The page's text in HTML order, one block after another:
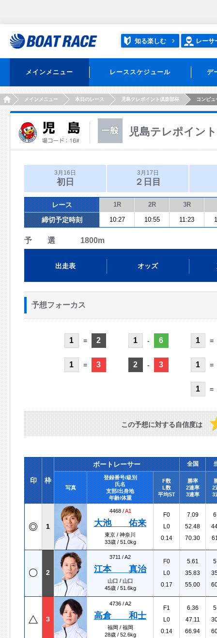
知る楽しむ レーサ
メインメニュー レーススケジュール デ
HOMEメインメニュー 本日のレース 児島テレポイント倶楽部杯 コンピュ
児島テレポイン
3月16日
初日
3月17日
２日目
レース 1R 2R 3R
締切予定時刻 10:27 10:55 11:23
予 選 1800m
出走表 オッズ
予想フォーカス
1 = 2
1 = 3
1 - 6
2 - 3
1 =
1 =
1 =
この予想に対する自信度は
印 枠
ボートレーサー 全国
写真
登録番号/級別
氏名
支部/出身地
年齢/体重
F数
L数
平均ST
勝率
2連率
3連率
2
3
1
4468 /A1
大池 佑来
東京 / 神奈川
33歳 / 51.0kg
F0
L0
0.14
7.09
52.48
70.30
2
3711 /A2
江本 真治
山口 / 山口
45歳 / 51.6kg
F0
L0
0.17
5.61
35.83
55.00
3
4736 /A2
高倉 和士
福岡 / 福岡
28歳 / 52.6kg
F1
L0
0.14
6.36
47.11
66.94